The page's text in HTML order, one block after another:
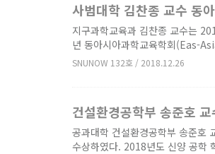
사범대학 김찬종 교수 동
지구과학교육과 김찬종 교수는
년 동아시아과학교육학회
SNUNOW 132호 / 2018.12.26
건설환경공학부 송준호
공과대학 건설환경공학부 송준호
수상하였다. 2018년도 신양 공학